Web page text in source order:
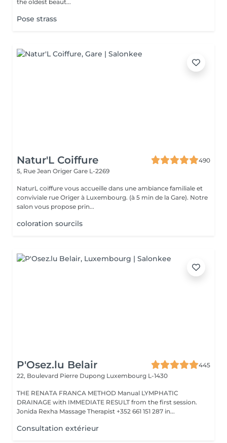
the oldest beaut...
Pose strass
Natur'L Coiffure
490
5, Rue Jean Origer Gare L-2269
NaturL coiffure vous accueille dans une ambiance familiale et
conviviale rue Origer à Luxembourg. (à 5 min de la Gare). Notre
salon vous propose prin...
coloration sourcils
P'Osez.lu Belair
445
22, Boulevard Pierre Dupong Luxembourg L-1430
THE RENATA FRANCA METHOD Manual LYMPHATIC
DRAINAGE with IMMEDIATE RESULT from the first session.
Jonida Rexha Massage Therapist +352 661 151 287 in...
Consultation extérieur